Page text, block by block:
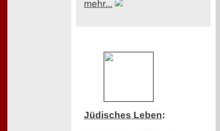
mehr...
Jüdisches Leben: